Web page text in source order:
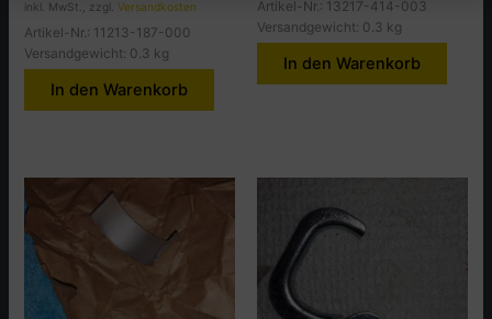
inkl. MwSt., zzgl.Versandkosten
Artikel-Nr.: 11213-187-000
Versandgewicht: 0.3 kg
In den Warenkorb
Artikel-Nr.: 13217-414-003
Versandgewicht: 0.3 kg
In den Warenkorb